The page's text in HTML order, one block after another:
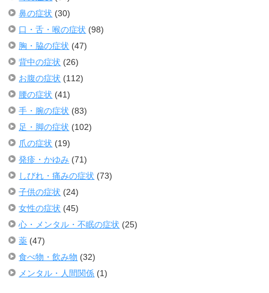
鼻の症状 (30)
口・舌・喉の症状 (98)
胸・脇の症状 (47)
背中の症状 (26)
お腹の症状 (112)
腰の症状 (41)
手・腕の症状 (83)
足・脚の症状 (102)
爪の症状 (19)
発疹・かゆみ (71)
しびれ・痛みの症状 (73)
子供の症状 (24)
女性の症状 (45)
心・メンタル・不眠の症状 (25)
薬 (47)
食べ物・飲み物 (32)
メンタル・人間関係 (1)